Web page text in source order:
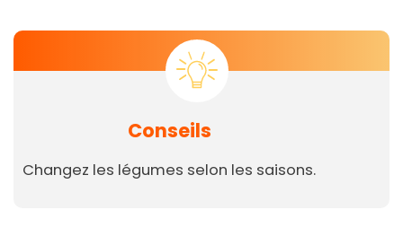
Conseils
Changez les légumes selon les saisons.